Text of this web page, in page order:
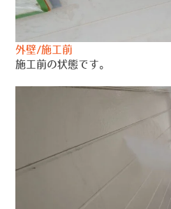
外壁/施工前
施工前の状態です。